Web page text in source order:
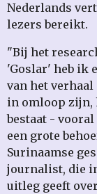
Nederlands
lezers bereikt.
"Bij het
'Goslar' heb ik
van het
in omloop zijn,
bestaat -
een grote
Surinaamse
journalist, die
uitleg geeft